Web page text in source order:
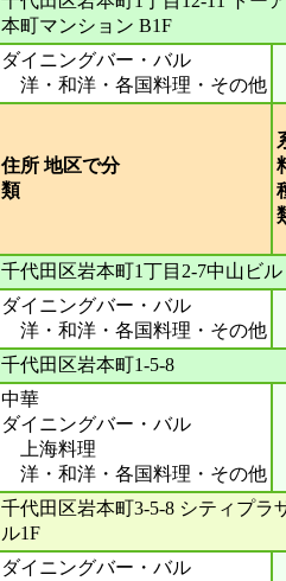
本町マンション B1F
ダイニングバー・バル
洋・和洋・各国料理・その他
住所 地区で分
類
千代田区岩本町1丁目2-7中山ビル
ダイニングバー・バル
洋・和洋・各国料理・その他
千代田区岩本町1-5-8
中華
ダイニングバー・バル
上海料理
洋・和洋・各国料理・その他
千代田区岩本町3-5-8 シティプラ
ル1F
ダイニングバー・バル